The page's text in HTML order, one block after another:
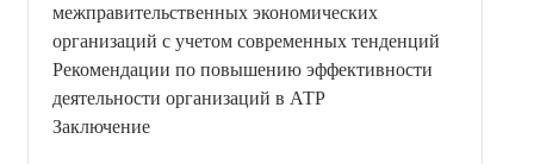
межправительственных экономических
организаций с учетом современных тенденций
Рекомендации по повышению эффективности
деятельности организаций в АТР
Заключение